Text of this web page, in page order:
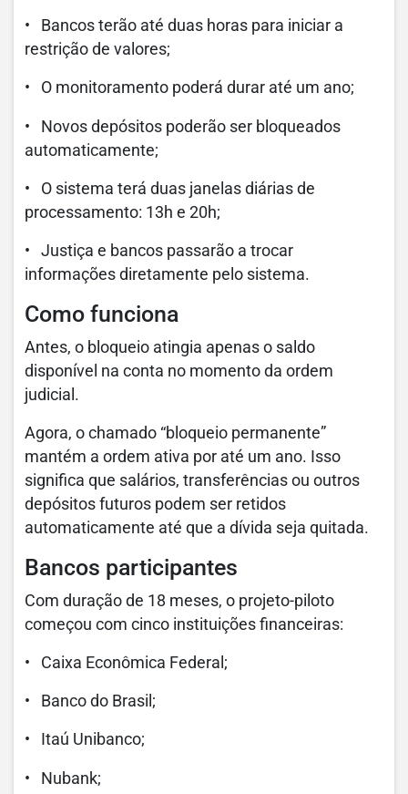
• Bancos terão até duas horas para iniciar a
restrição de valores;
• O monitoramento poderá durar até um ano;
• Novos depósitos poderão ser bloqueados
automaticamente;
• O sistema terá duas janelas diárias de
processamento: 13h e 20h;
• Justiça e bancos passarão a trocar
informações diretamente pelo sistema.
Como funciona
Antes, o bloqueio atingia apenas o saldo
disponível na conta no momento da ordem
judicial.
Agora, o chamado “bloqueio permanente”
mantém a ordem ativa por até um ano. Isso
significa que salários, transferências ou outros
depósitos futuros podem ser retidos
automaticamente até que a dívida seja quitada.
Bancos participantes
Com duração de 18 meses, o projeto-piloto
começou com cinco instituições financeiras:
• Caixa Econômica Federal;
• Banco do Brasil;
• Itaú Unibanco;
• Nubank;